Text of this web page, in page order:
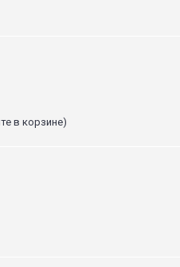
в корзине)